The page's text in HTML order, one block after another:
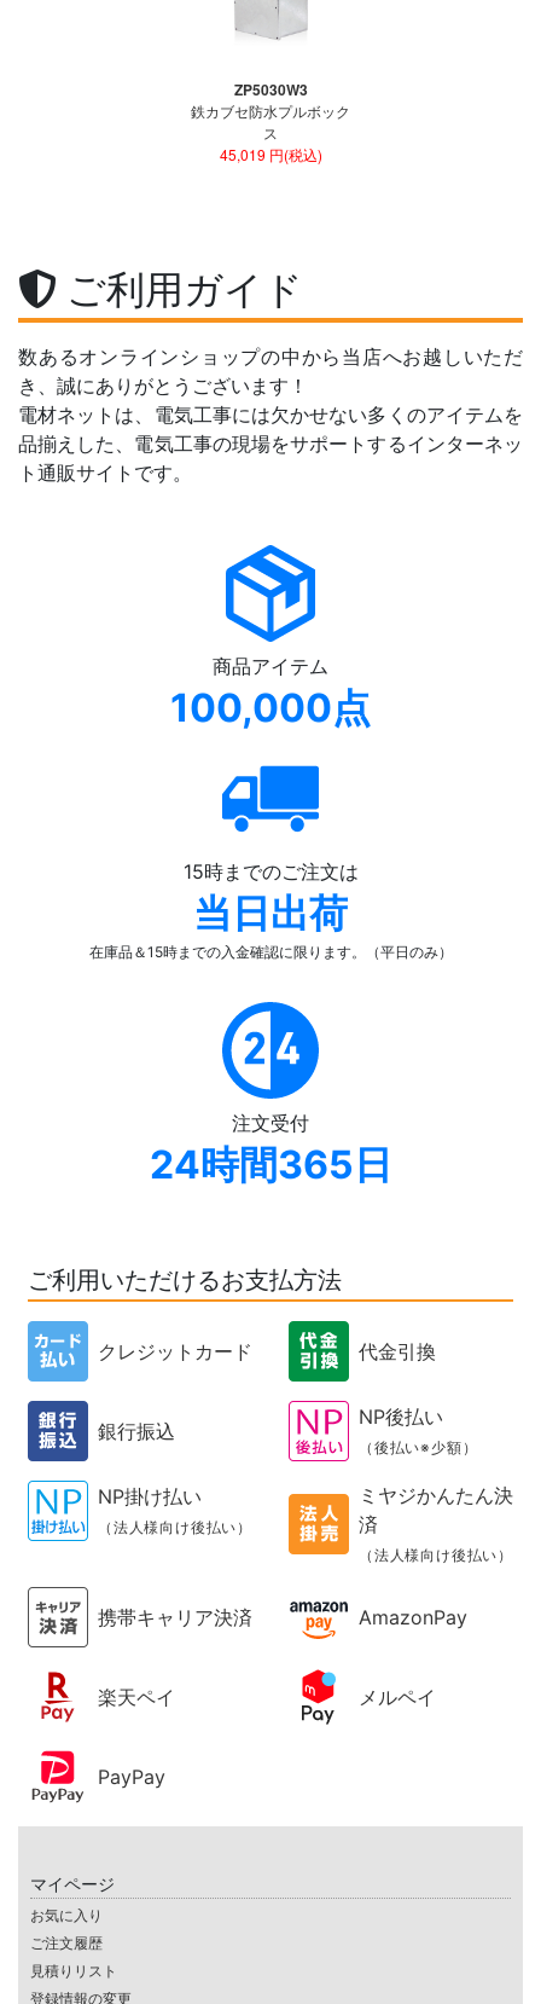
ZP5030W3
鉄カブセ防水プルボック
ス
45,019 円(税込)
ご利用ガイド
数あるオンラインショップの中から当店へお越しいただ
き、誠にありがとうございます！
電材ネットは、電気工事には欠かせない多くのアイテムを
品揃えした、電気工事の現場をサポートするインターネッ
ト通販サイトです。
商品アイテム
100,000点
15時までのご注文は
当日出荷
在庫品＆15時までの入金確認に限ります。（平日のみ）
注文受付
24時間365日
ご利用いただけるお支払方法
クレジットカード 代金引換
銀行振込
NP後払い
（後払い※少額）
NP掛け払い
（法人様向け後払い）
ミヤジかんたん決
済
（法人様向け後払い）
携帯キャリア決済 AmazonPay
楽天ペイ メルペイ
PayPay
マイページ
お気に入り
ご注文履歴
見積りリスト
登録情報の変更